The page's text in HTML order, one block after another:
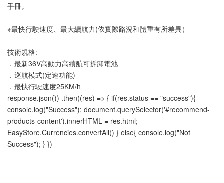
手冊。
※最快行駛速度、最大續航力(依實際路況和體重有所差異）
技術規格:
．最新36V高動力高續航可拆卸電池
．巡航模式(定速功能)
．最快行駛速度25KM/h
response.json()) .then((res) => { if(res.status == "success"){
console.log("Success"); document.querySelector('#recommend-
products-content').innerHTML = res.html;
EasyStore.Currencies.convertAll() } else{ console.log("Not
Success"); } })